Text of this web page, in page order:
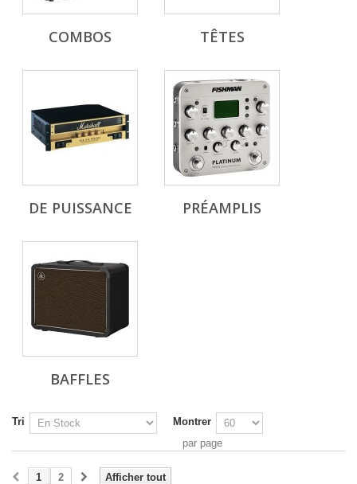
COMBOS TÊTES
DE PUISSANCE PRÉAMPLIS
BAFFLES
Tri
Montrer
par page
Afficher tout
1 2